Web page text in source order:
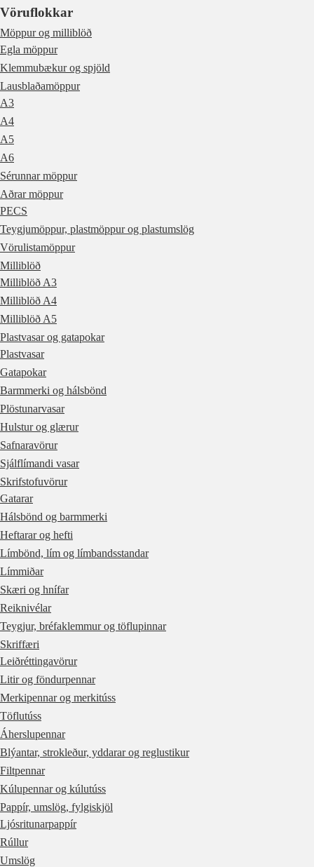
Vöruflokkar
Möppur og milliblöð
Egla möppur
Klemmubækur og spjöld
Lausblaðamöppur
A3
A4
A5
A6
Sérunnar möppur
Aðrar möppur
PECS
Teygjumöppur, plastmöppur og plastumslög
Vörulistamöppur
Milliblöð
Milliblöð A3
Milliblöð A4
Milliblöð A5
Plastvasar og gatapokar
Plastvasar
Gatapokar
Barmmerki og hálsbönd
Plöstunarvasar
Hulstur og glærur
Safnaravörur
Sjálflímandi vasar
Skrifstofuvörur
Gatarar
Hálsbönd og barmmerki
Heftarar og hefti
Límbönd, lím og límbandsstandar
Límmiðar
Skæri og hnífar
Reiknivélar
Teygjur, bréfaklemmur og töflupinnar
Skriffæri
Leiðréttingavörur
Litir og föndurpennar
Merkipennar og merkitúss
Töflutúss
Áherslupennar
Blýantar, strokleður, yddarar og reglustikur
Filtpennar
Kúlupennar og kúlutúss
Pappír, umslög, fylgiskjöl
Ljósritunarpappír
Rúllur
Umslög